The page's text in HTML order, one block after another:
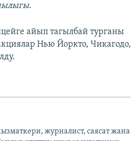
.
айып тагылбай турганы
Нью Йоркто, Чикагодо,
журналист, саясат жана